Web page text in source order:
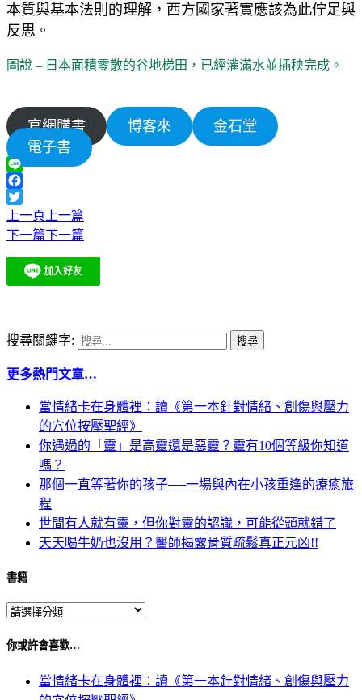
本質與基本法則的理解，西方國家著實應該為此佇足與
反思。
圖說 – 日本面積零散的谷地梯田 ，已經灌滿水並插秧完成。
官網購書 博客來
金石堂
電子書
Line
Facebook
Twitter
上一頁 上一篇
下一篇下一篇
搜尋關鍵字:
更多熱門文章…
當情緒卡在身體裡：讀《第一本針對情緒、創傷與壓力
的穴位按壓聖經》
你遇過的「靈」是高靈還是惡靈？靈有10個等級你知道
嗎？
那個一直等著你的孩子──一場與內在小孩重逢的療癒旅
程
世間有人就有靈，但你對靈的認識，可能從頭就錯了
天天喝牛奶也沒用？醫師揭露骨質疏鬆真正元凶!!
書籍
你或許會喜歡…
當情緒卡在身體裡：讀《第一本針對情緒、創傷與壓力